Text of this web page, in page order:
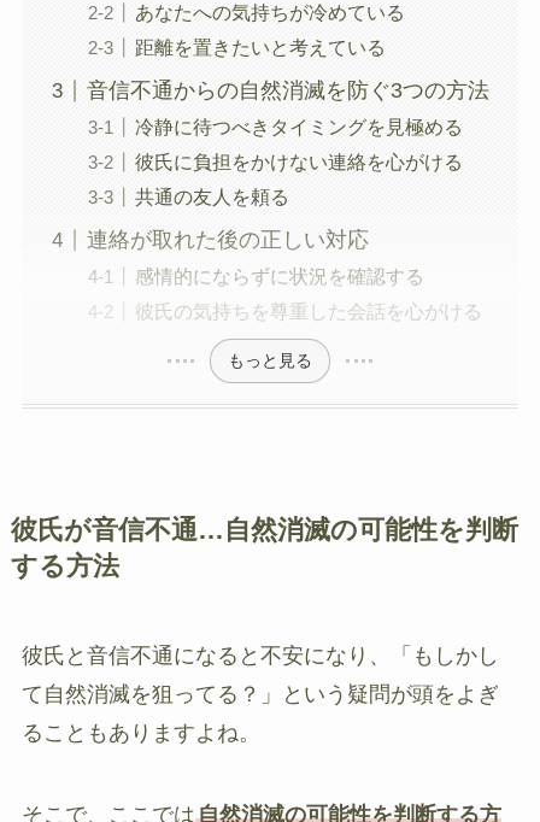
あなたへの気持ちが冷めている
距離を置きたいと考えている
音信不通からの自然消滅を防ぐ3つの方法
冷静に待つべきタイミングを見極める
彼氏に負担をかけない連絡を心がける
共通の友人を頼る
連絡が取れた後の正しい対応
感情的にならずに状況を確認する
彼氏の気持ちを尊重した会話を心がける
もっと見る
彼氏が音信不通…自然消滅の可能性を判断
する方法
彼氏と音信不通になると不安になり、「もしかし
て自然消滅を狙ってる？」という疑問が頭をよぎ
ることもありますよね。
そこで、ここでは自然消滅の可能性を判断する方